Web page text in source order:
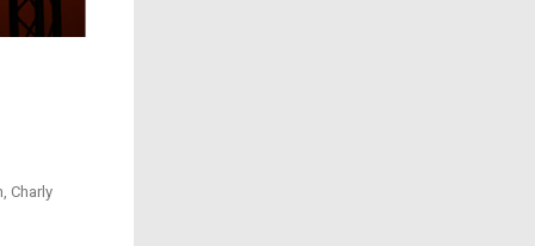
Charly